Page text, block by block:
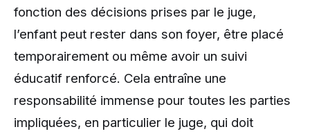
fonction des décisions prises par le juge,
l’enfant peut rester dans son foyer, être placé
temporairement ou même avoir un suivi
éducatif renforcé. Cela entraîne une
responsabilité immense pour toutes les parties
impliquées, en particulier le juge, qui doit